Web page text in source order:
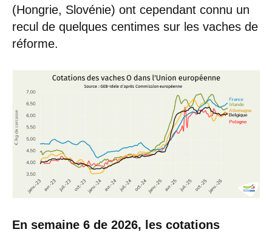
(Hongrie, Slovénie) ont cependant connu un
recul de quelques centimes sur les vaches de
réforme.
En semaine 6 de 2026, les cotations